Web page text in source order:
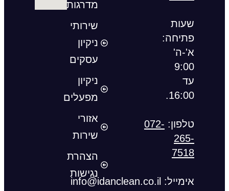
שעות
פתיחה:
א'-ה'
9:00
עד
16:00.
טלפון: 072-
265-
7518
אימייל:
info@idanclean.co.il
מדרגות
שירותי
ניקיון
עסקים
ניקיון
מפעלים
אזורי
שירות
הצהרת
נגישות